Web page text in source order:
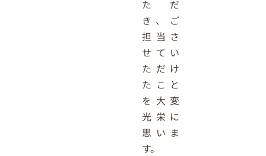
ただ
き、ご
担当さ
せてい
ただけ
たこと
を大変
光栄に
思いま
す。